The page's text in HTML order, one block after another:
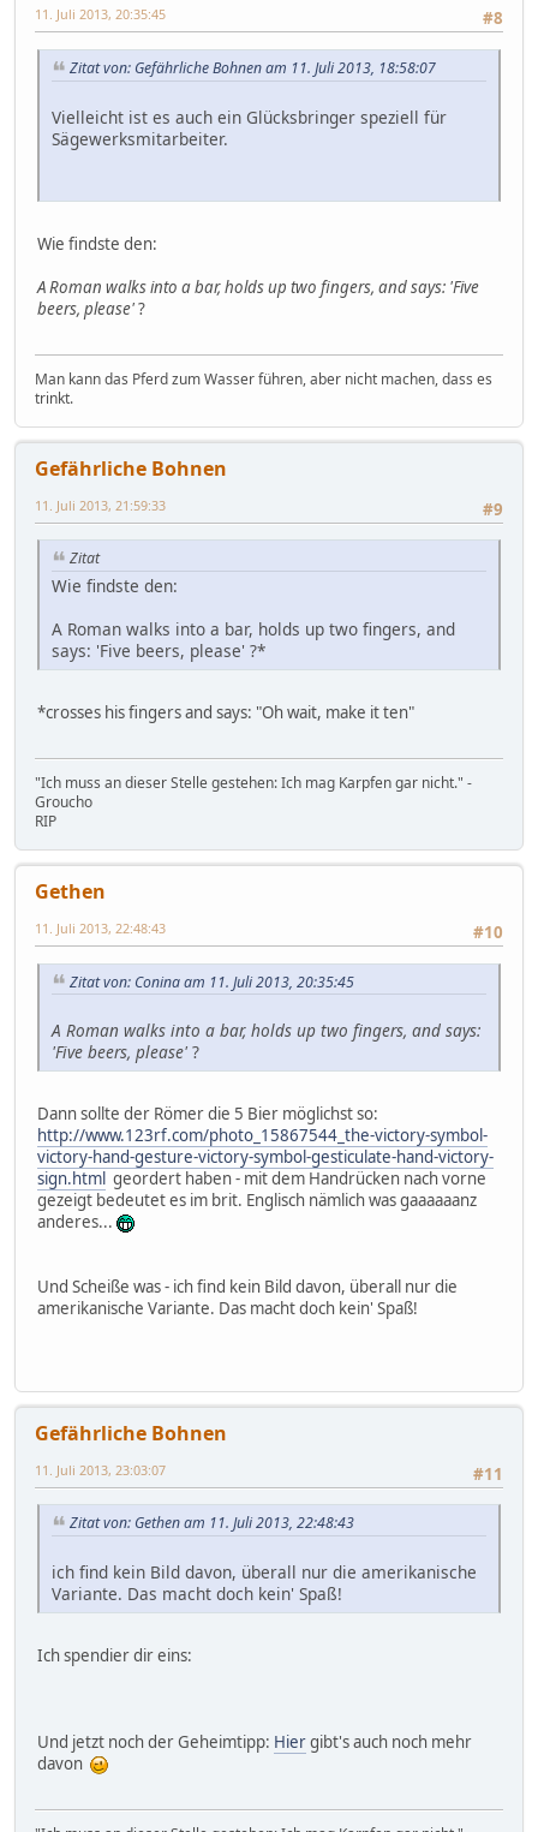
#8
11. Juli 2013, 20:35:45
Zitat von: Gefährliche Bohnen am 11. Juli 2013, 18:58:07
Vielleicht ist es auch ein Glücksbringer speziell für
Sägewerksmitarbeiter.
Wie findste den:
A Roman walks into a bar, holds up two fingers, and says: 'Five
beers, please'?
Man kann das Pferd zum Wasser führen, aber nicht machen, dass es
trinkt.
Gefährliche Bohnen
#9
11. Juli 2013, 21:59:33
Zitat
Wie findste den:
A Roman walks into a bar, holds up two fingers, and
says: 'Five beers, please' ?*
*crosses his fingers and says: "Oh wait, make it ten"
"Ich muss an dieser Stelle gestehen: Ich mag Karpfen gar nicht." -
Groucho
RIP
Gethen
#10
11. Juli 2013, 22:48:43
Zitat von: Conina am 11. Juli 2013, 20:35:45
A Roman walks into a bar, holds up two fingers, and says:
'Five beers, please' ?
Dann sollte der Römer die 5 Bier möglichst so:
http://www.123rf.com/photo_15867544_the-victory-symbol-
victory-hand-gesture-victory-symbol-gesticulate-hand-victory-
sign.html geordert haben - mit dem Handrücken nach vorne
gezeigt bedeutet es im brit. Englisch nämlich was gaaaaaanz
anderes...
Und Scheiße was - ich find kein Bild davon, überall nur die
amerikanische Variante. Das macht doch kein' Spaß!
Gefährliche Bohnen
#11
11. Juli 2013, 23:03:07
Zitat von: Gethen am 11. Juli 2013, 22:48:43
ich find kein Bild davon, überall nur die amerikanische
Variante. Das macht doch kein' Spaß!
Ich spendier dir eins:
Und jetzt noch der Geheimtipp: Hiergibt's auch noch mehr
davon